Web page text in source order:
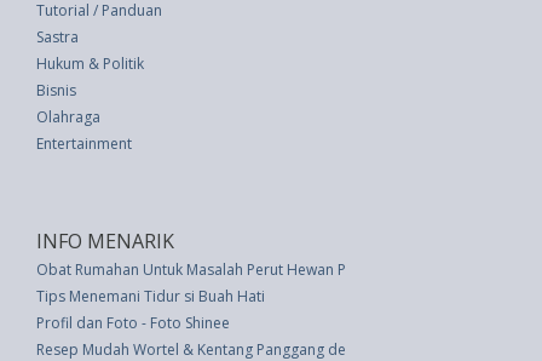
Tutorial / Panduan
Sastra
Hukum & Politik
Bisnis
Olahraga
Entertainment
INFO MENARIK
Obat Rumahan Untuk Masalah Perut Hewan Peliharaan
Tips Menemani Tidur si Buah Hati
Profil dan Foto - Foto Shinee
Resep Mudah Wortel & Kentang Panggang dengan Krim Asam